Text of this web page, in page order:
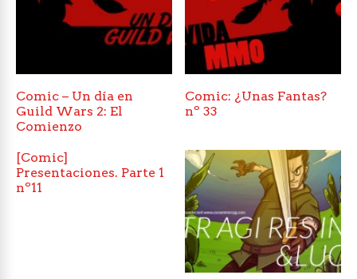
Comic – Un día en
Guild Wars 2: El
Comienzo
Comic: ¿Unas Fantas?
nº 33
[Comic]
Presentaciones. Parte 1
nº11